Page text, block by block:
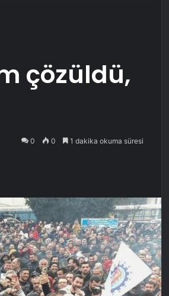
çözüldü,
0 0 1 dakika okuma süresi